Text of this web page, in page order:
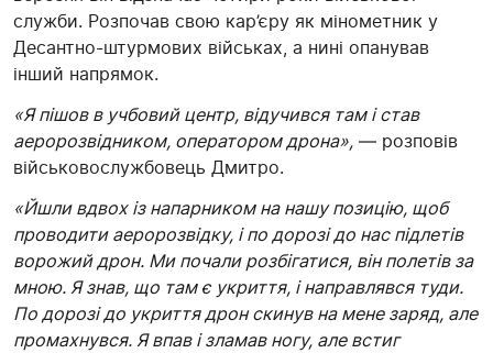
служби. Розпочав свою кар’єру як мінометник у
Десантно-штурмових військах, а нині опанував
інший напрямок.
«Я пішов в учбовий центр, відучився там і став
аеророзвідником, оператором дрона», — розповів
військовослужбовець Дмитро.
«Йшли вдвох із напарником на нашу позицію, щоб
проводити аеророзвідку, і по дорозі до нас підлетів
ворожий дрон. Ми почали розбігатися, він полетів за
мною. Я знав, що там є укриття, і направлявся туди.
По дорозі до укриття дрон скинув на мене заряд, але
промахнувся. Я впав і зламав ногу, але встиг